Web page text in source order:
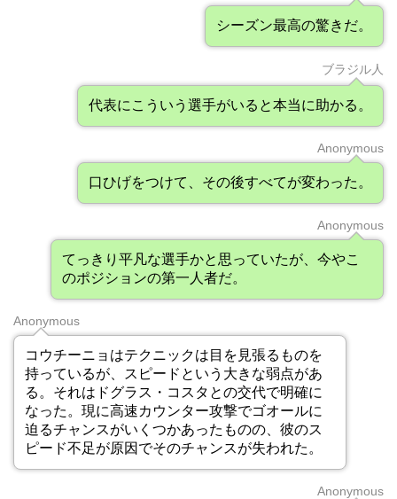
シーズン最高の驚きだ。
ブラジル人
代表にこういう選手がいると本当に助かる。
Anonymous
口ひげをつけて、その後すべてが変わった。
Anonymous
てっきり平凡な選手かと思っていたが、今やこ
のポジションの第一人者だ。
Anonymous
コウチーニョはテクニックは目を見張るものを
持っているが、スピードという大きな弱点があ
る。それはドグラス・コスタとの交代で明確に
なった。現に高速カウンター攻撃でゴオールに
迫るチャンスがいくつかあったものの、彼のス
ピード不足が原因でそのチャンスが失われた。
Anonymous